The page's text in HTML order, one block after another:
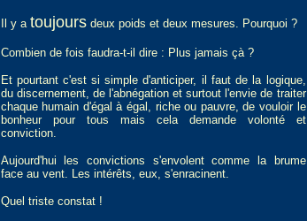
Il y a toujoursdeux poids et deux mesures. Pourquoi ?
Combien de fois faudra-t-il dire : Plus jamais çà ?
Et pourtant c'est si simple d'anticiper, il faut de la logique,
du discernement, de l'abnégation et surtout l'envie de traiter
chaque humain d'égal à égal, riche ou pauvre, de vouloir le
bonheur pour tous mais cela demande volonté et
conviction.
Aujourd'hui les convictions s'envolent comme la brume
face au vent. Les intérêts, eux, s'enracinent.
Quel triste constat !